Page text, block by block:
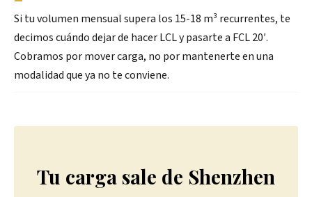
Si tu volumen mensual supera los 15-18 m³ recurrentes, te
decimos cuándo dejar de hacer LCL y pasarte a FCL 20′.
Cobramos por mover carga, no por mantenerte en una
modalidad que ya no te conviene.
Tu carga sale de Shenzhen